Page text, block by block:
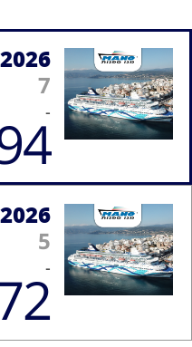
7
-
5
-